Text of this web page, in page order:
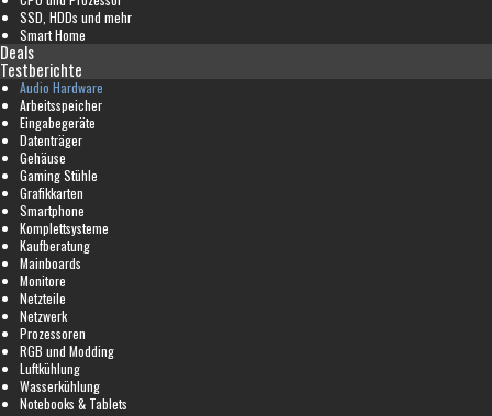
SSD, HDDs und mehr
Smart Home
Deals
Testberichte
Audio Hardware
Arbeitsspeicher
Eingabegeräte
Datenträger
Gehäuse
Gaming Stühle
Grafikkarten
Smartphone
Komplettsysteme
Kaufberatung
Mainboards
Monitore
Netzteile
Netzwerk
Prozessoren
RGB und Modding
Luftkühlung
Wasserkühlung
Notebooks & Tablets